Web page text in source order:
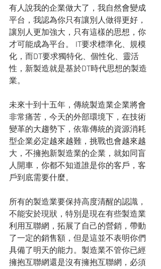
有人說我的企業做大了，我自然會變成
平台，我認為你只有讓別人做得更好，
讓別人更加強大，只有這樣的思想，你
才可能成為平台。 IT要求標準化、規模
化，而DT要求獨特化、個性化、靈活
性，新製造就是基於DT時代思想的製造
業。
未來十到十五年，傳統製造業企業將會
非常痛苦，今天的外部環境下，在技術
變革的大趨勢下，依靠傳統的資源消耗
型企業必定越來越難，挑戰也會越來越
大，不擁抱新製造業的企業，就如同盲
人開車，你都不知道誰是你的客戶，客
戶到底需要什麼。
所有的製造業要保持高度清醒的認識，
不能安於現狀，特別是現在有些製造業
利用互聯網，拓展了自己的營銷，帶動
了一定的銷售額，但是這並不表明你們
具備了明天的能力。製造業不管你已經
擁抱互聯網還是沒有擁抱互聯網，必須